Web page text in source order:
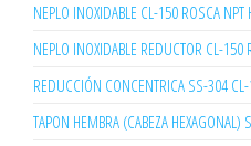
NEPLO INOXIDABLE CL-150 ROSCA NPT
NEPLO INOXIDABLE REDUCTOR CL-150
REDUCCIÓN CONCENTRICA SS-304
TAPON HEMBRA (CABEZA